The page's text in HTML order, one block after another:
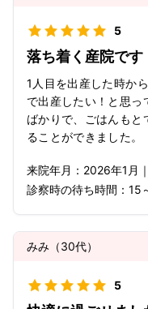
5
落ち着く産院です
1人目を出産した時か
で出産したい！と思
ばかりで、ごはんもと
ることができました。
来院年月： 2026年1月 ｜
診察時の待ち時間： 15
みみ （30代）
5